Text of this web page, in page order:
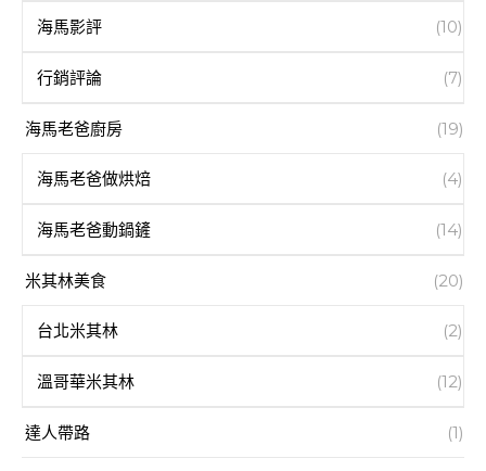
海馬影評 (10)
行銷評論 (7)
海馬老爸廚房 (19)
海馬老爸做烘焙 (4)
海馬老爸動鍋鏟 (14)
米其林美食 (20)
台北米其林 (2)
溫哥華米其林 (12)
達人帶路 (1)